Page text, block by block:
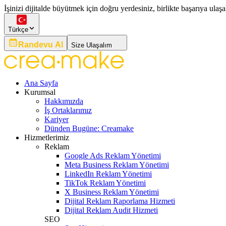
İşinizi dijitalde büyütmek için doğru yerdesiniz, birlikte başarıya
Türkçe
Randevu Al Size Ulaşalım
Ana Sayfa
Kurumsal
Hakkımızda
İş Ortaklarımız
Kariyer
Dünden Bugüne: Creamake
Hizmetlerimiz
Reklam
Google Ads Reklam Yönetimi
Meta Business Reklam Yönetimi
LinkedIn Reklam Yönetimi
TikTok Reklam Yönetimi
X Business Reklam Yönetimi
Dijital Reklam Raporlama Hizmeti
Dijital Reklam Audit Hizmeti
SEO